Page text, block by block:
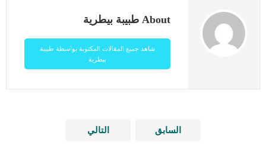
About طبيبة بيطرية
شاهد جميع المقالات المكتوبة بواسطة طبيبة
بيطرية
السابق التالي